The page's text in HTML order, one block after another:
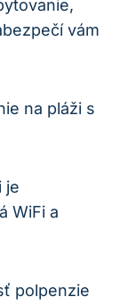
vám
na pláži s
je
WiFi a
polpenzie